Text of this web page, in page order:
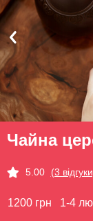
Чайна
5.00 (3
1200 грн 1-4